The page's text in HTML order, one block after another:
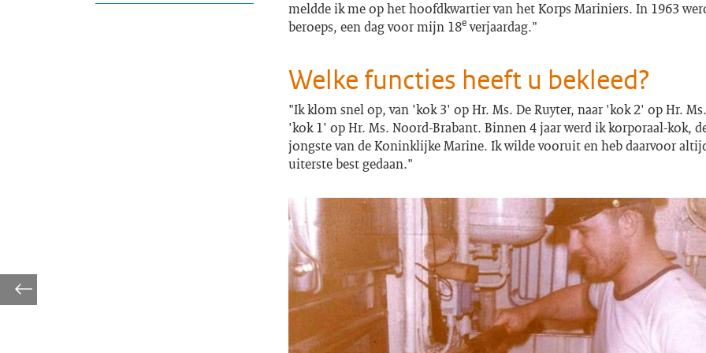
meldde ik me op het hoofdkwartier van het Korps Mariniers. In 1963
beroeps, een dag voor mijn 18everjaardag."
Welke functies heeft u bekleed?
"Ik klom snel op, van 'kok 3' op Hr. Ms. De Ruyter, naar 'kok 2' op Hr.
'kok 1' op Hr. Ms. Noord-Brabant. Binnen 4 jaar werd ik korporaal-kok,
jongste van de Koninklijke Marine. Ik wilde vooruit en heb daarvoor
uiterste best gedaan."